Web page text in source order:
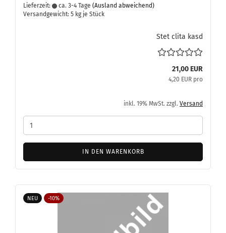
Lieferzeit: ca. 3-4 Tage (Ausland abweichend)
Versandgewicht: 5 kg je Stück
Stet clita kasd
21,00 EUR
4,20 EUR pro
inkl. 19% MwSt. zzgl. Versand
IN DEN WARENKORB
NEU -10%